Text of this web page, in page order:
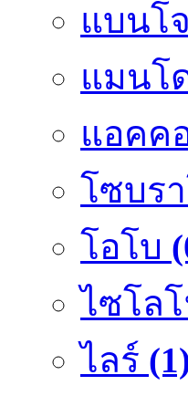
แบนโจ
แมนโ
แอคค
โซบร
โอโบ
ไซโล
ไลร์